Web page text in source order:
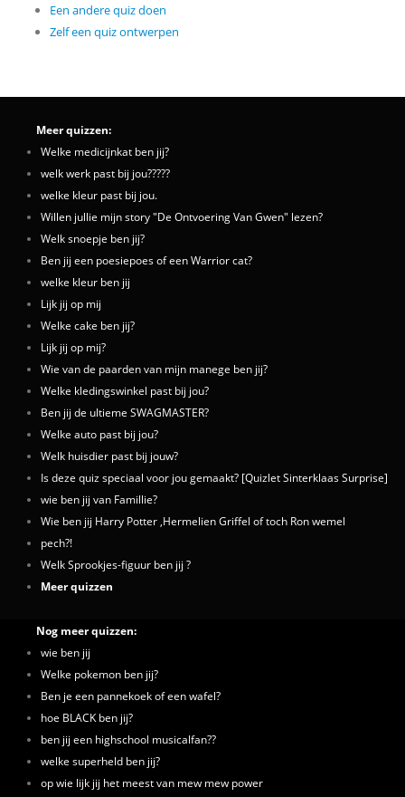
Een andere quiz doen
Zelf een quiz ontwerpen
Meer quizzen:
Welke medicijnkat ben jij?
welk werk past bij jou?????
welke kleur past bij jou.
Willen jullie mijn story "De Ontvoering Van Gwen" lezen?
Welk snoepje ben jij?
Ben jij een poesiepoes of een Warrior cat?
welke kleur ben jij
Lijk jij op mij
Welke cake ben jij?
Lijk jij op mij?
Wie van de paarden van mijn manege ben jij?
Welke kledingswinkel past bij jou?
Ben jij de ultieme SWAGMASTER?
Welke auto past bij jou?
Welk huisdier past bij jouw?
Is deze quiz speciaal voor jou gemaakt? [Quizlet Sinterklaas Surprise]
wie ben jij van Famillie?
Wie ben jij Harry Potter ,Hermelien Griffel of toch Ron wemel
pech?!
Welk Sprookjes-figuur ben jij ?
Meer quizzen
Nog meer quizzen:
wie ben jij
Welke pokemon ben jij?
Ben je een pannekoek of een wafel?
hoe BLACK ben jij?
ben jij een highschool musicalfan??
welke superheld ben jij?
op wie lijk jij het meest van mew mew power